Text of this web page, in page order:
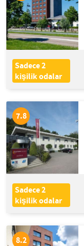
8.2
7.8
Sadece 2
kişilik odalar
Sadece 2
kişilik odalar